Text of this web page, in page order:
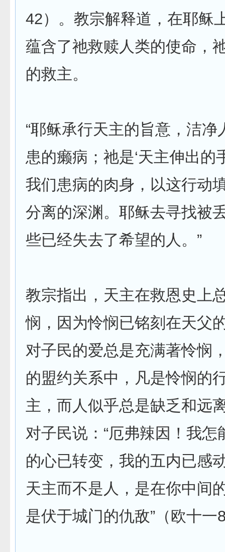
42）。教宗解释道，在耶稣
蕴含了祂救赎人类的使命，
的救主。
“耶稣承行天主的旨意，洁净
患的癞病；祂是‘天主伸出的
我们患病的肉身，以这行动
分离的深渊。耶稣去寻找被
些已经失去了希望的人。”
教宗指出，天主在救恩史上
悯，因为怜悯已铭刻在天父
对子民的爱总是充满著怜悯
的盟约关系中，凡是怜悯的
主，而人似乎总是缺乏和远
对子民说：“厄弗辣因！我怎
的心已转变，我的五内已感
天主而不是人，是在你中间
是伏于城门的仇敌”（欧十一